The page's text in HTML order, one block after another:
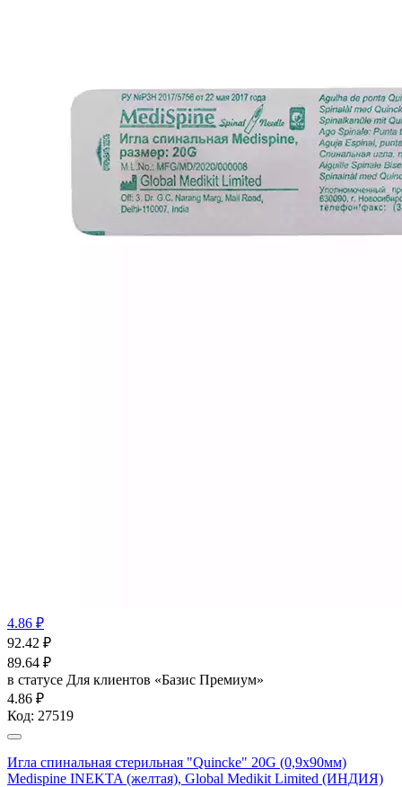
4.86 ₽
92.42 ₽
89.64 ₽
в статусе Для клиентов «Базис Премиум»
4.86 ₽
Код: 27519
Игла спинальная стерильная "Quincke" 20G (0,9х90мм)
Medispine INEKTA (желтая), Global Medikit Limited (ИНДИЯ)